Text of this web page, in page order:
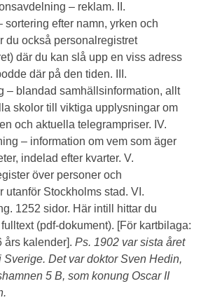
– reklam. II.
sortering efter namn, yrken och
du också personalregistret
där du kan slå upp en viss adress
där på den tiden. III.
– blandad samhällsinformation, allt
skolor till viktiga upplysningar om
och aktuella telegrampriser. IV.
– information om vem som äger
indelad efter kvarter. V.
över personer och
utanför Stockholms stad. VI.
1252 sidor. Här intill hittar du
(pdf-dokument). [För kartbilaga:
års kalender].Ps. 1902 var sista året
Det var doktor Sven Hedin,
5 B, som konung Oscar II